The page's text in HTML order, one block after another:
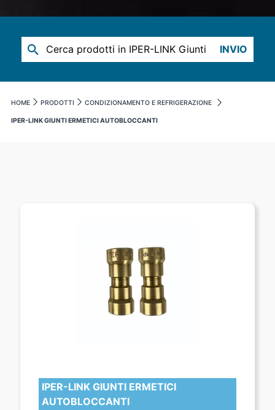
INVIO
HOME PRODOTTI CONDIZIONAMENTO E REFRIGERAZIONE
IPER-LINK GIUNTI ERMETICI AUTOBLOCCANTI
IPER-LINK GIUNTI ERMETICI
AUTOBLOCCANTI